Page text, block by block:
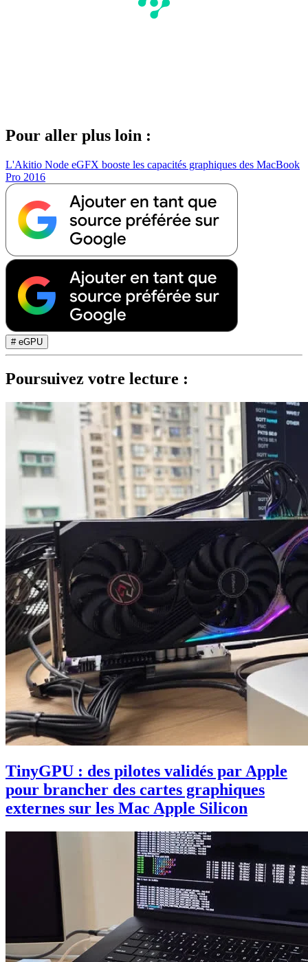
Pour aller plus loin :
L'Akitio Node eGFX booste les capacités graphiques des MacBook
Pro 2016
# eGPU
Poursuivez votre lecture :
TinyGPU : des pilotes validés par Apple
pour brancher des cartes graphiques
externes sur les Mac Apple Silicon